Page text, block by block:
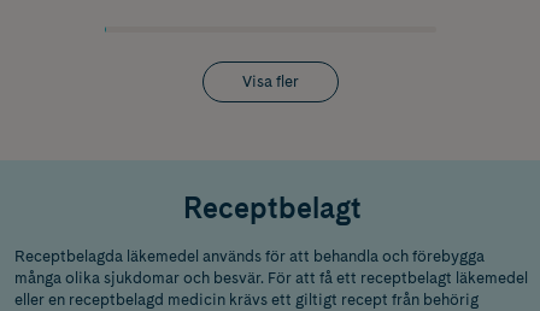
Visa fler
Receptbelagt
Receptbelagda läkemedel används för att behandla och förebygga
många olika sjukdomar och besvär. För att få ett receptbelagt läkemedel
eller en receptbelagd medicin krävs ett giltigt recept från behörig